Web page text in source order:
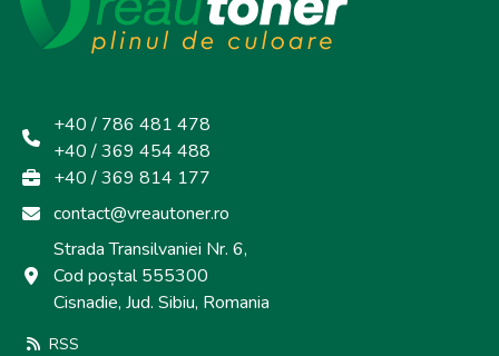
+40 / 786 481 478
+40 / 369 454 488
+40 / 369 814 177
contact@vreautoner.ro
Strada Transilvaniei Nr. 6,
Cod poștal 555300
Cisnadie, Jud. Sibiu, Romania
RSS